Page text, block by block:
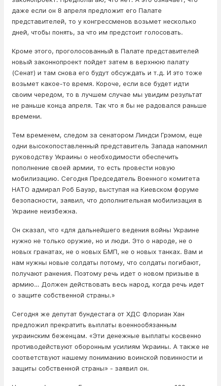
даже если он 8 апреля предложит его Палате
представителей, то у конгрессменов возьмет несколько
дней, чтобы понять, за что им предстоит голосовать.
Кроме этого, проголосованный в Палате представителей
новый законнопроект пойдет затем в верхнюю палату
(Сенат) и там снова его будут обсуждать и т.д. И это тоже
возьмет какое-то время. Короче, если все будет идти
своим чередом, то в лучшем случае мы увидим результат
не раньше конца апреля. Так что я бы не радовался раньше
времени.
Тем временем, следом за сенатором Линдси Грэмом, еще
одни высокопоставленный представитель Запада напомнил
руководству Украины о необходимости обеспечить
пополнение своей армии, то есть провести новую
мобилизацию. Сегодня Председатель Военного комитета
НАТО адмирал Роб Бауэр, выступая на Киевском форуме
безопасности, заявил, что дополнительная мобилизация в
Украине неизбежна.
Он сказал, что «для дальнейшего ведения войны Украине
нужно не только оружие, но и люди. Это о народе, не о
новых гранатах, не о новых БМП, не о новых танках. Вам и
нам нужны новые солдаты потому, что солдаты погибают,
получают ранения. Поэтому речь идет о новом призыве в
армию… Должен действовать весь народ, когда речь идет
о защите собственной страны.»
Сегодня же депутат бундестага от ХДС Флориан Хан
предложил прекратить выплаты военнообязанным
украинским беженцам. «Эти денежные выплаты косвенно
противодействуют оборонным усилиям Украины. А также не
соответствуют нашему пониманию воинской повинности и
защиты собственной страны» - заявил он.